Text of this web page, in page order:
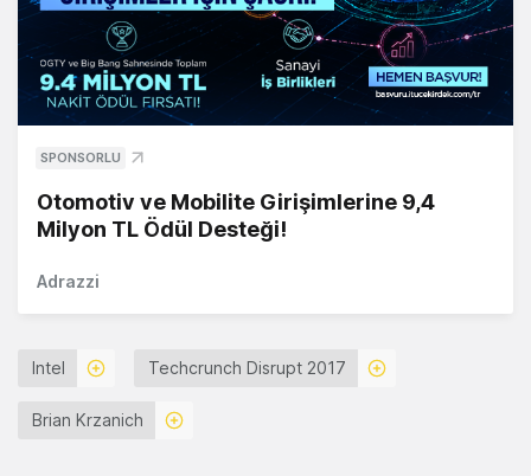
SPONSORLU
Otomotiv ve Mobilite Girişimlerine 9,4
Milyon TL Ödül Desteği!
Adrazzi
Intel Techcrunch Disrupt 2017
Brian Krzanich